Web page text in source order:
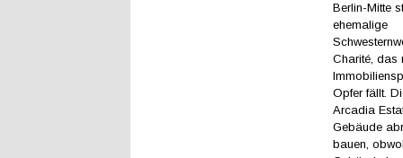
Berlin-Mitte
ehemalige
Charité, das
Opfer fällt.
Arcadia
Gebäude
bauen,